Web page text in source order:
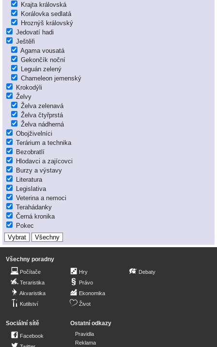
Krajta královská
Korálovka sedlatá
Hroznýš královský
Jedovatí hadi
Ještěři
Agama vousatá
Gekončík noční
Leguán zelený
Chameleon jemenský
Krokodýli
Želvy
Želva zelenavá
Želva čtyřprstá
Želva nádherná
Obojživelníci
Terárium a technika
Bezobratlí
Hlodavci a zajícovci
Burzy a výstavy
Literatura
Legislativa
Veterina a nemoci
Terahádanky
Černá kronika
Pokec
Všechny poradny
Počítače
Teraristika
Akvaristika
Kutilství
Hry
Právo
Ekonomika
Život
Debaty
Sociální sítě
Facebook
Ostatní odkazy
Pravidla
Reklama